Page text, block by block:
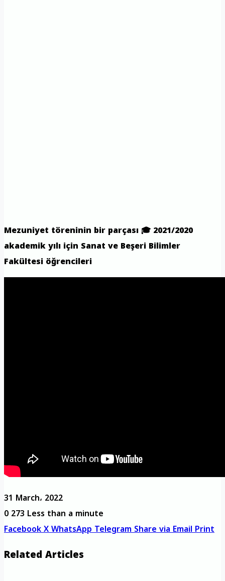
Mezuniyet töreninin bir parçası 🎓 2021/2020
akademik yılı için Sanat ve Beşeri Bilimler
Fakültesi öğrencileri
31 March، 2022
0273 Less than a minute
FacebookXWhatsAppTelegramShare via EmailPrint
Related Articles